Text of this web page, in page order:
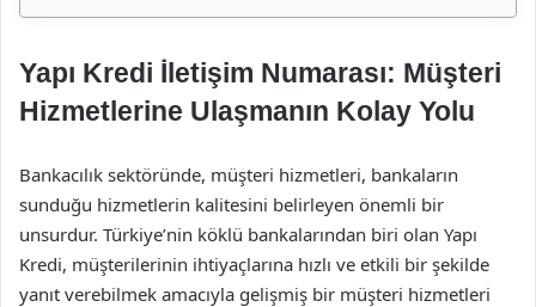
Yapı Kredi İletişim Numarası: Müşteri
Hizmetlerine Ulaşmanın Kolay Yolu
Bankacılık sektöründe, müşteri hizmetleri, bankaların
sunduğu hizmetlerin kalitesini belirleyen önemli bir
unsurdur. Türkiye’nin köklü bankalarından biri olan Yapı
Kredi, müşterilerinin ihtiyaçlarına hızlı ve etkili bir şekilde
yanıt verebilmek amacıyla gelişmiş bir müşteri hizmetleri